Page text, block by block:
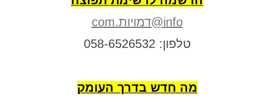
info@דמויות.com
טלפון: 058-6526532
מה חדש בדרך העומק